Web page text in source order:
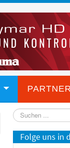
PARTNER
Suchen
...
Folge uns in